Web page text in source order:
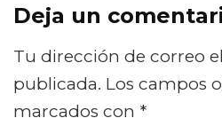
Deja un
Tu dirección de correo
publicada. Los campos
marcados con *